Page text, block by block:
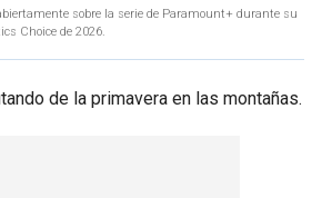
sobre la serie de Paramount+ durante su
Choice de 2026.
de la primavera en las montañas.